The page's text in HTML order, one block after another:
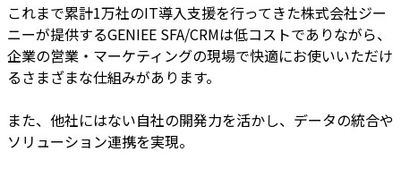
これまで累計1万社のIT導入支援を行ってきた株式会社ジー
ニーが提供するGENIEE SFA/CRMは低コストでありながら、
企業の営業・マーケティングの現場で快適にお使いいただけ
るさまざまな仕組みがあります。
また、他社にはない自社の開発力を活かし、データの統合や
ソリューション連携を実現。